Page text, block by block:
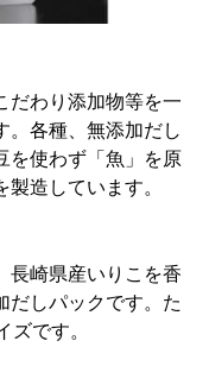
だわり添加物等を一
。各種、無添加だし
を使わず「魚」を原
造しています。
長崎県産いりこを香
だしパックです。た
ズです。